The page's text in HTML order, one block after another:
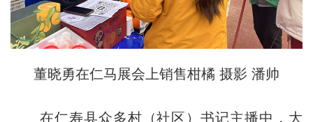
董晓勇在仁马展会上销售柑橘 摄影 潘帅
在仁寿县众多村（社区）书记主播中，大